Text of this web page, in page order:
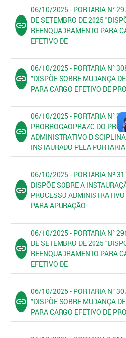
link
06/10/2025 - PORTARIA N°
DE SETEMBRO DE 2025
REENQUADRAMENTO PARA
EFETIVO DE
link
06/10/2025 - PORTARIA N°
"DISPÕE SOBRE MUDANÇA
PARA CARGO EFETIVO DE
link
06/10/2025 - PORTARIA N°
PRORROGAOPRAZO DO
ADMINISTRATIVO
INSTAURADO PELA PORTARIA
link
06/10/2025 - PORTARIA Nº
DISPÕE SOBRE A
PROCESSO
PARA APURAÇÃO
link
06/10/2025 - PORTARIA N°
DE SETEMBRO DE 2025
REENQUADRAMENTO PARA
EFETIVO DE
link
06/10/2025 - PORTARIA N°
"DISPÕE SOBRE MUDANÇA
PARA CARGO EFETIVO DE